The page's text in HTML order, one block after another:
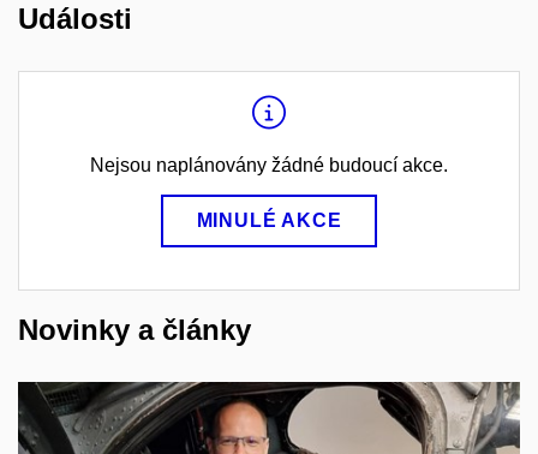
Události
Nejsou naplánovány žádné budoucí akce.
MINULÉ AKCE
Novinky a články